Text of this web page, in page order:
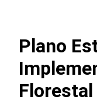
Plano
Florestal